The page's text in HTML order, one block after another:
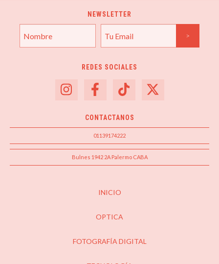
NEWSLETTER
REDES SOCIALES
CONTACTANOS
01139174222
Bulnes 1942 2A Palermo CABA
INICIO
OPTICA
FOTOGRAFÍA DIGITAL